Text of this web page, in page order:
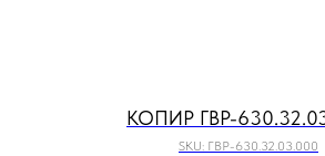
КОПИР ГВР-
SKU: ГВР-630.32.03.000